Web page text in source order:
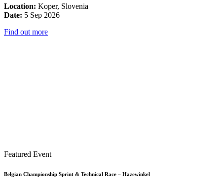
Location: Koper, Slovenia
Date: 5 Sep 2026
Find out more
Featured Event
Belgian Championship Sprint & Technical Race – Hazewinkel